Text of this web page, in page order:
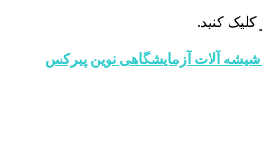
کنید.
شیشه آلات آزمایشگاهی نوین پیرکس